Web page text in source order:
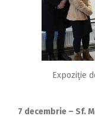
Expoziţie
7 decembrie – Sf.